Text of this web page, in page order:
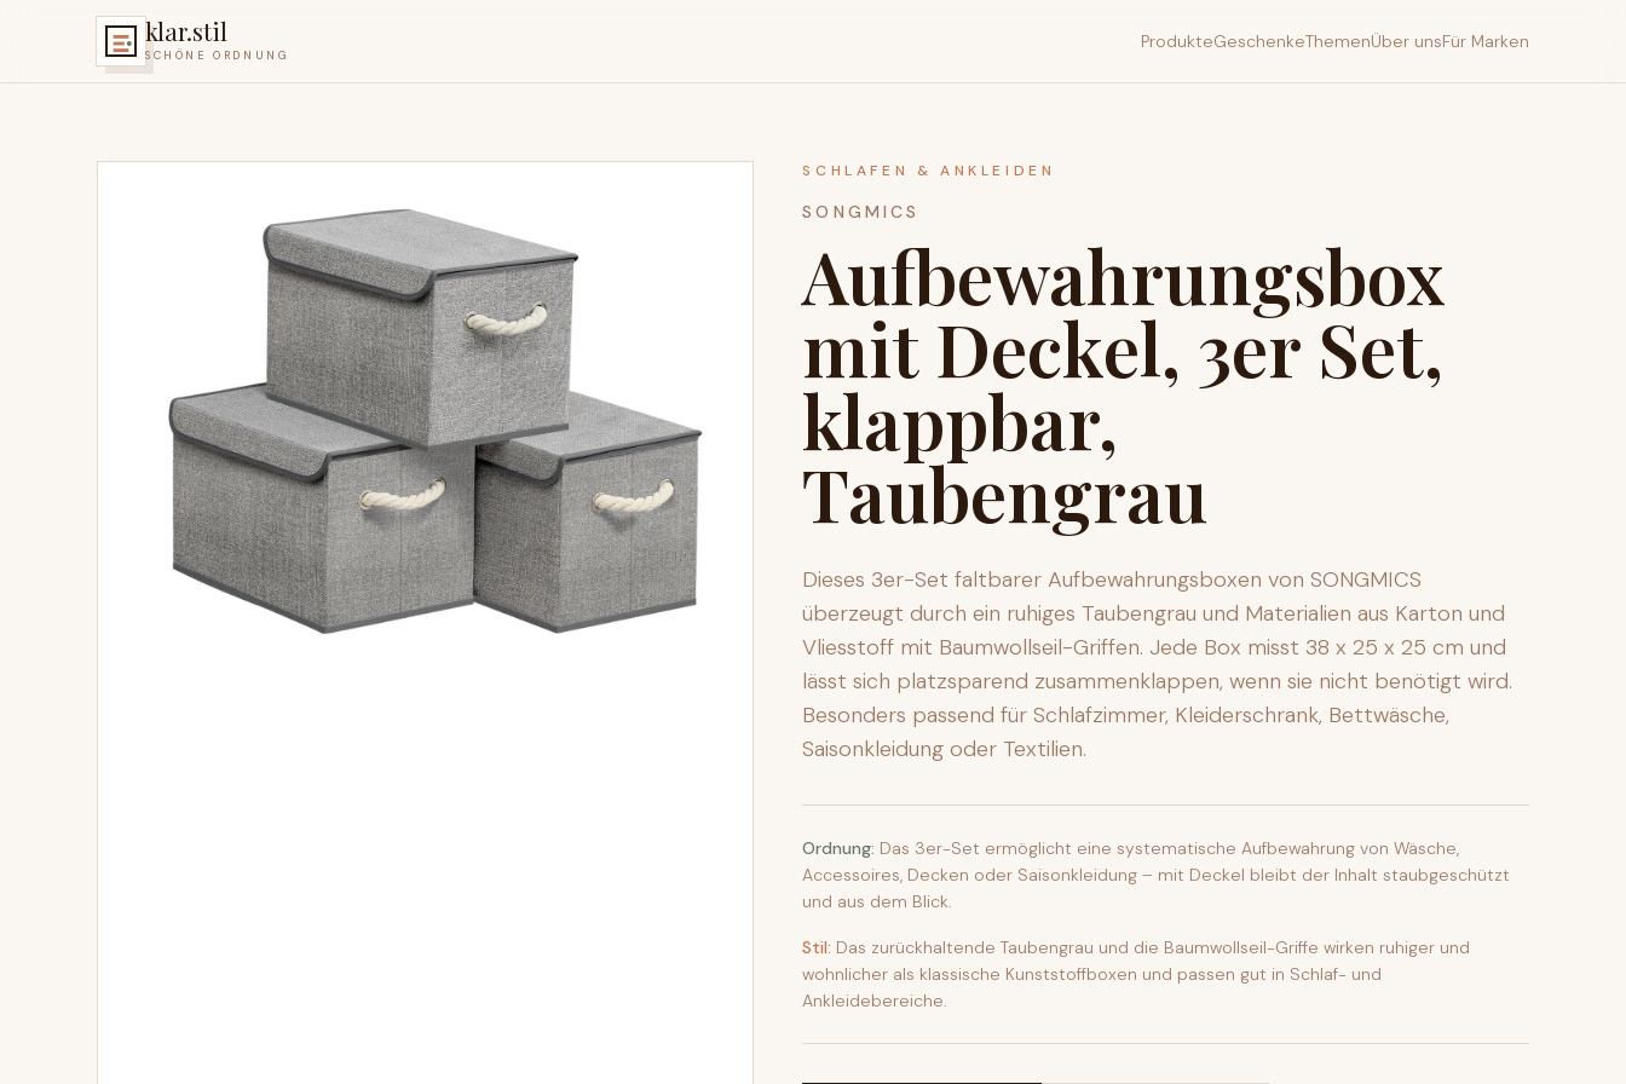
klar.stil
SCHÖNE ORDNUNG
ProdukteGeschenkeThemenÜber unsFür Marken
SCHLAFEN & ANKLEIDEN
SONGMICS
Aufbewahrungsbox
mit Deckel, 3er Set,
klappbar,
Taubengrau
Dieses 3er-Set faltbarer Aufbewahrungsboxen von SONGMICS
überzeugt durch ein ruhiges Taubengrau und Materialien aus Karton und
Vliesstoff mit Baumwollseil-Griffen. Jede Box misst 38 x 25 x 25 cm und
lässt sich platzsparend zusammenklappen, wenn sie nicht benötigt wird.
Besonders passend für Schlafzimmer, Kleiderschrank, Bettwäsche,
Saisonkleidung oder Textilien.
Ordnung: Das 3er-Set ermöglicht eine systematische Aufbewahrung von Wäsche,
Accessoires, Decken oder Saisonkleidung – mit Deckel bleibt der Inhalt staubgeschützt
und aus dem Blick.
Stil: Das zurückhaltende Taubengrau und die Baumwollseil-Griffe wirken ruhiger und
wohnlicher als klassische Kunststoffboxen und passen gut in Schlaf- und
Ankleidebereiche.